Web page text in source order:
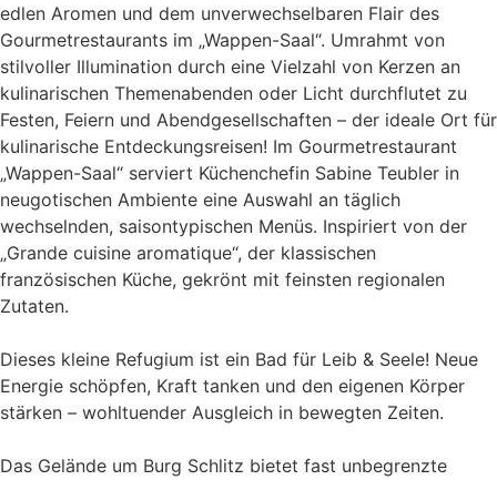
edlen Aromen und dem unverwechselbaren Flair des
Gourmetrestaurants im „Wappen-Saal“. Umrahmt von
stilvoller Illumination durch eine Vielzahl von Kerzen an
kulinarischen Themenabenden oder Licht durchflutet zu
Festen, Feiern und Abendgesellschaften – der ideale Ort für
kulinarische Entdeckungsreisen! Im Gourmetrestaurant
„Wappen-Saal“ serviert Küchenchefin Sabine Teubler in
neugotischen Ambiente eine Auswahl an täglich
wechselnden, saisontypischen Menüs. Inspiriert von der
„Grande cuisine aromatique“, der klassischen
französischen Küche, gekrönt mit feinsten regionalen
Zutaten.
Dieses kleine Refugium ist ein Bad für Leib & Seele! Neue
Energie schöpfen, Kraft tanken und den eigenen Körper
stärken – wohltuender Ausgleich in bewegten Zeiten.
Das Gelände um Burg Schlitz bietet fast unbegrenzte